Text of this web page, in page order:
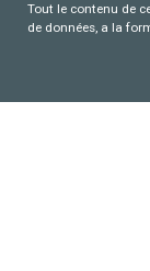
Tout le contenu de
de données, a la